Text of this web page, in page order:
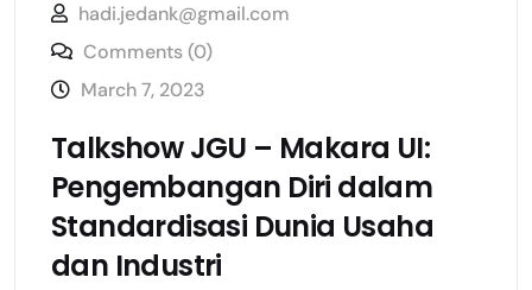
hadi.jedank@gmail.com
Comments (0)
March 7, 2023
Talkshow JGU – Makara UI:
Pengembangan Diri dalam
Standardisasi Dunia Usaha
dan Industri